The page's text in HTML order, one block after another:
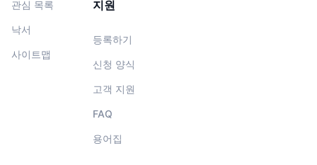
관심 목록
낙서
사이트맵
지원
등록하기
신청 양식
고객 지원
FAQ
용어집